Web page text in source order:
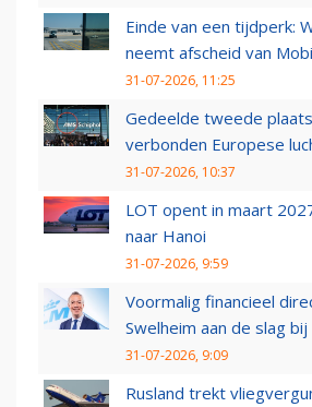
Einde van een tijdperk:
neemt afscheid van
31-07-2026, 11:25
Gedeelde tweede
verbonden Europese
31-07-2026, 10:37
LOT opent in maart
naar Hanoi
31-07-2026, 9:59
Voormalig financieel
Swelheim aan de slag bij
31-07-2026, 9:09
Rusland trekt